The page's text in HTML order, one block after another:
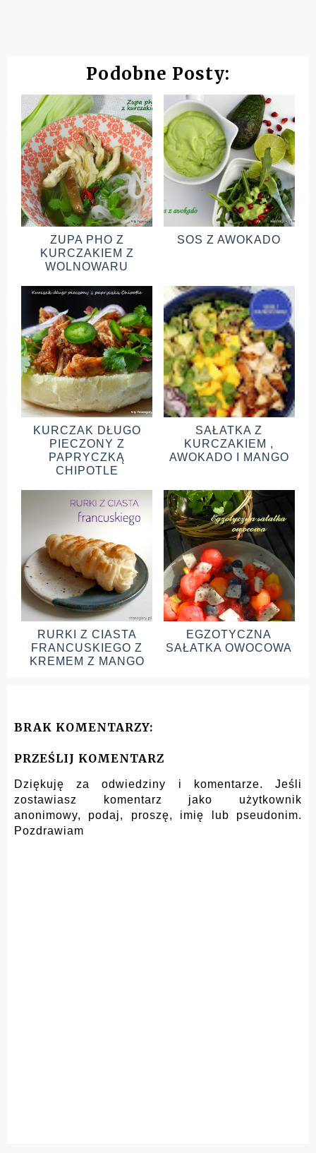
Podobne Posty:
ZUPA PHO Z
KURCZAKIEM Z
WOLNOWARU
SOS Z AWOKADO
KURCZAK DŁUGO
PIECZONY Z
PAPRYCZKĄ
CHIPOTLE
SAŁATKA Z
KURCZAKIEM ,
AWOKADO I MANGO
RURKI Z CIASTA
FRANCUSKIEGO Z
KREMEM Z MANGO
EGZOTYCZNA
SAŁATKA OWOCOWA
BRAK KOMENTARZY:
PRZEŚLIJ KOMENTARZ
Dziękuję za odwiedziny i komentarze. Jeśli
zostawiasz komentarz jako użytkownik
anonimowy, podaj, proszę, imię lub pseudonim.
Pozdrawiam